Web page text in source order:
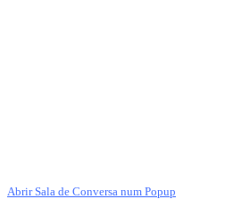
Abrir Sala de Conversa num Popup